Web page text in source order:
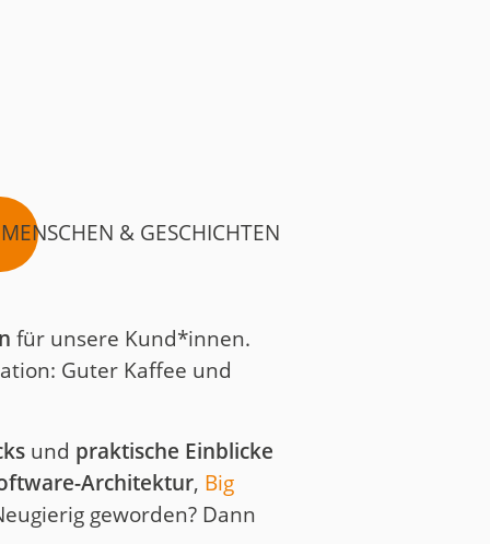
MENSCHEN & GESCHICHTEN
für unsere Kund*innen.
Guter Kaffee und
und praktische Einblicke
Architektur, Big
geworden? Dann